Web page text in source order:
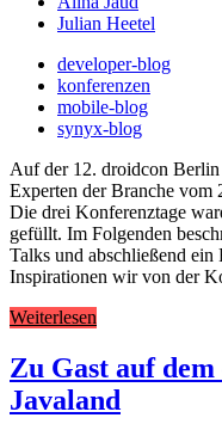
Julian Heetel
developer-blog
konferenzen
mobile-blog
synyx-blog
Auf der 12. droidcon
Experten der Branche vom
Die drei Konferenztage
gefüllt. Im Folgenden
Talks und abschließend
Inspirationen wir von der
Weiterlesen
Zu Gast auf
Javaland